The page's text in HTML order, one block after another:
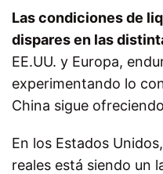
Las condiciones de
dispares en las
EE.UU. y Europa,
experimentando lo
China sigue
En los Estados
reales está siendo un